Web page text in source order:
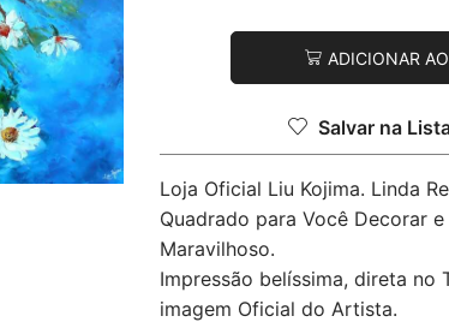
ADICIONAR
Salvar na
Loja Oficial Liu Kojima. Linda
Quadrado para Você Decorar
Maravilhoso.
Impressão belíssima, direta no
imagem Oficial do Artista.